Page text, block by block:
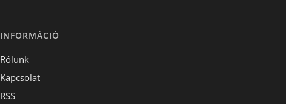
INFORMÁCIÓ
Rólunk
Kapcsolat
RSS